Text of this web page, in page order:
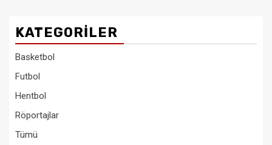
KATEGORILER
Basketbol
Futbol
Hentbol
Röportajlar
Tümü